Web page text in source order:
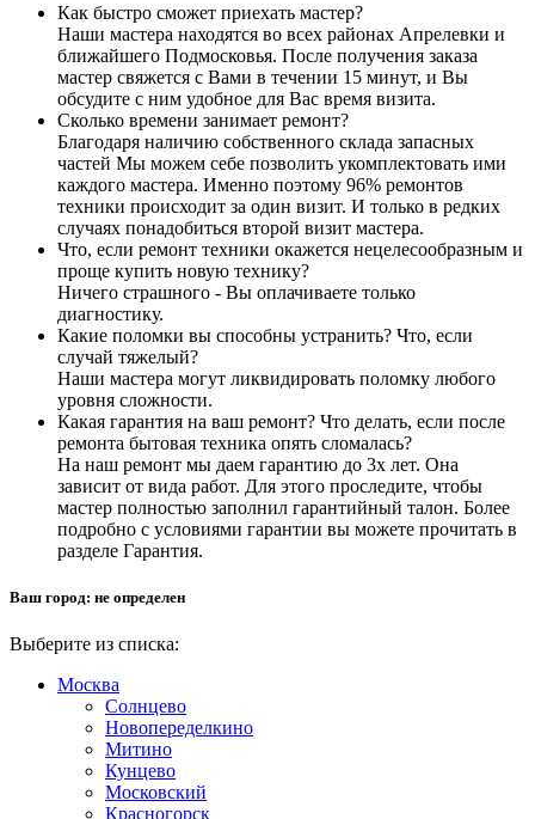
Как быстро сможет приехать мастер?
Наши мастера находятся во всех районах Апрелевки и
ближайшего Подмосковья. После получения заказа
мастер свяжется с Вами в течении 15 минут, и Вы
обсудите с ним удобное для Вас время визита.
Сколько времени занимает ремонт?
Благодаря наличию собственного склада запасных
частей Мы можем себе позволить укомплектовать ими
каждого мастера. Именно поэтому 96% ремонтов
техники происходит за один визит. И только в редких
случаях понадобиться второй визит мастера.
Что, если ремонт техники окажется нецелесообразным и
проще купить новую технику?
Ничего страшного - Вы оплачиваете только
диагностику.
Какие поломки вы способны устранить? Что, если
случай тяжелый?
Наши мастера могут ликвидировать поломку любого
уровня сложности.
Какая гарантия на ваш ремонт? Что делать, если после
ремонта бытовая техника опять сломалась?
На наш ремонт мы даем гарантию до 3х лет. Она
зависит от вида работ. Для этого проследите, чтобы
мастер полностью заполнил гарантийный талон. Более
подробно с условиями гарантии вы можете прочитать в
разделе Гарантия.
Ваш город: не определен
Выберите из списка:
Москва
Солнцево
Новопеределкино
Митино
Кунцево
Московский
Красногорск